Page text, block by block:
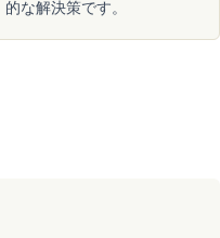
的な解決策です。